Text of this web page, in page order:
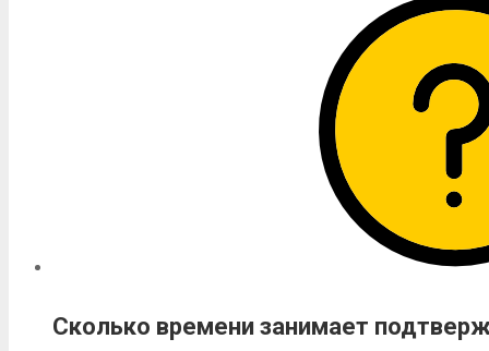
Сколько времени занимает